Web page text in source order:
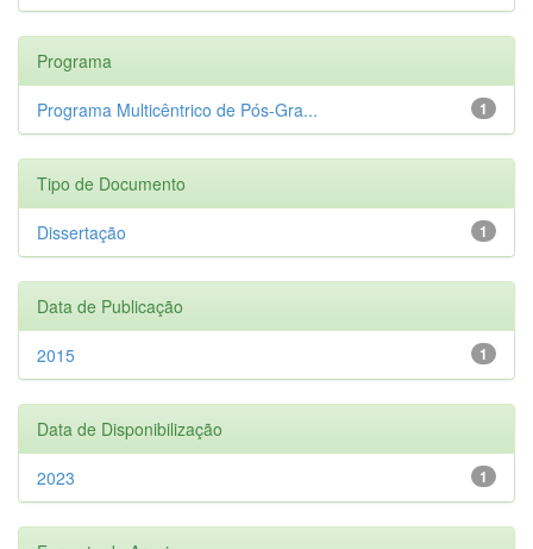
Programa
1
Programa Multicêntrico de Pós-Gra...
Tipo de Documento
1
Dissertação
Data de Publicação
1
2015
Data de Disponibilização
1
2023